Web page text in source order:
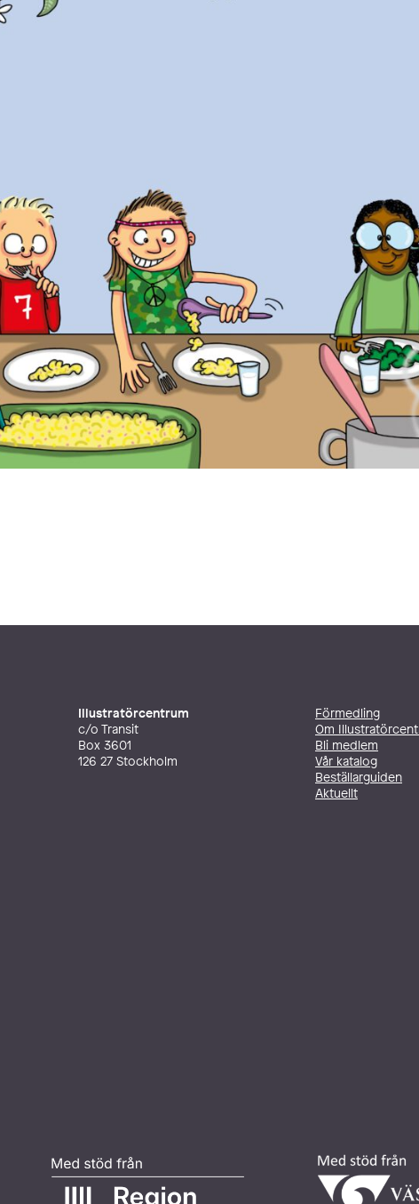
Illustratörcentrum
c/o Transit
Box 3601
126 27 Stockholm
Förmedling
Om
Bli medlem
Vår katalog
Beställarguiden
Aktuellt